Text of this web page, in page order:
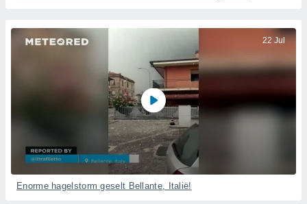
22 Jul
Enorme hagelstorm geselt Bellante, Italië!